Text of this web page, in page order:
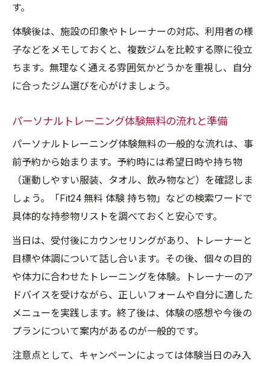
す。
体験後は、施設の印象やトレーナーの対応、利用者の様
子などをメモしておくと、複数ジムを比較する際に役立
ちます。無理なく通える雰囲気かどうかを重視し、自分
に合ったジム選びを心がけましょう。
パーソナルトレーニング体験無料の流れと準備
パーソナルトレーニング体験無料の一般的な流れは、事
前予約から始まります。予約時には希望日時や持ち物
（運動しやすい服装、タオル、飲み物など）を確認しま
しょう。「Fit24 無料 体験 持ち物」などの検索ワードで
具体的な持参物リストを調べておくと安心です。
当日は、受付後にカウンセリングがあり、トレーナーと
目標や体調について話し合います。その後、個々の目的
や体力に合わせたトレーニングを体験。トレーナーのア
ドバイスを受けながら、正しいフォームや自分に適した
メニューを実践します。終了後は、体験の感想や今後の
プランについて案内があるのが一般的です。
注意点として、キャンペーンによっては体験当日のみ入